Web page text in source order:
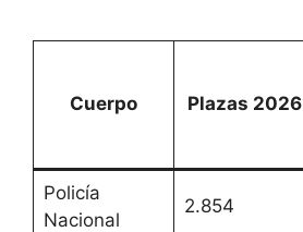
Cuerpo Plazas 2026
Policía
Nacional
2.854